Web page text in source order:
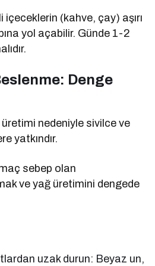
(kahve, çay) aşırı
yol açabilir. Günde 1-2
Denge
üretimi nedeniyle sivilce ve
yatkındır.
sebep olan
ve yağ üretimini dengede
uzak durun: Beyaz un,